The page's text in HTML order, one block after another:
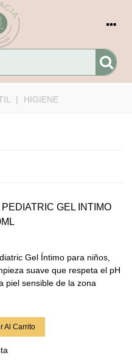
| HIGIENE
PEDIATRIC GEL INTIMO
Gel Íntimo para niños,
suave que respeta el pH
piel sensible de la zona
Al Carrito